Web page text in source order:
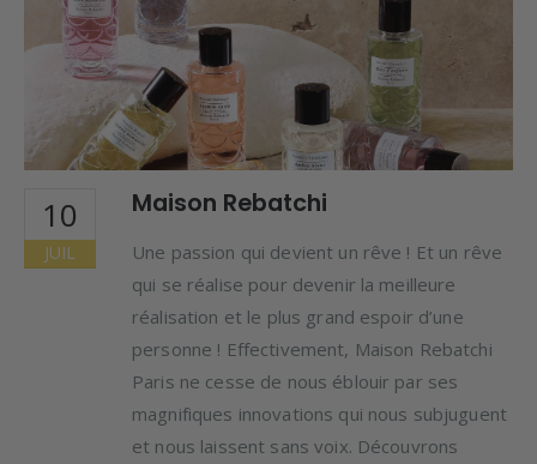
10
JUIL
Maison Rebatchi
Une passion qui devient un rêve ! Et un rêve
qui se réalise pour devenir la meilleure
réalisation et le plus grand espoir d’une
personne ! Effectivement, Maison Rebatchi
Paris ne cesse de nous éblouir par ses
magnifiques innovations qui nous subjuguent
et nous laissent sans voix. Découvrons